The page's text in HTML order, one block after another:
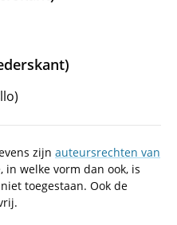
zijn auteursrechten van
in welke vorm dan ook, is
toegestaan. Ook de